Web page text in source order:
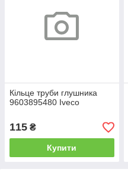
Кільце труби глушника
9603895480 Iveco
115 ₴
Купити